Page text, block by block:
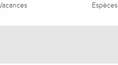
Espèces